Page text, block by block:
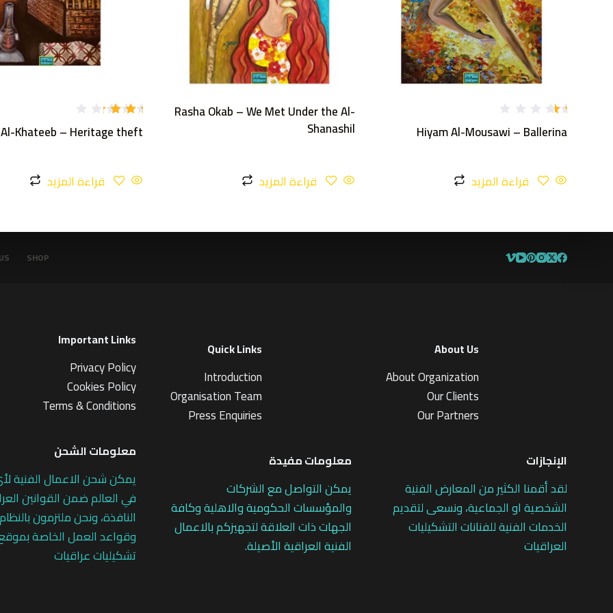
ال
ت
1
ن
Hiyam Al-Mousawi – Ballerina
قراءة المزيد
Rasha Okab – We Met Under the Al-
Shanashil
قراءة المزيد
التقي
يم
Khateeb – Heritage theft
قراءة المزيد
SHOP
About Us
About Organization
Our Clients
Our Partners
الإنجازات
لقد أقمنا الكثير من المعارض الفنية
الشخصية او الجماعية، ونسعى لتقديم
الخدمات الفنية للفنانات التشكيليات
العراقيات
Quick Links
Introduction
Organisation Team
Press Enquiries
معلومات مفيدة
يمكن التواصل مع الشركات
والمؤسسات الحكومية والاهلية وكافة
الجهات ذات العلاقة لتجهيزكم بالاعمال
الفنية العراقية الأصيلة.
Important Links
Privacy Policy
Cookies Policy
Terms & Conditions
معلومات الشحن
يمكن شحن الاعمال الفنية
في العالم ضمن القوانين
النافذة، ونحن ملتزمون
وقواعد العمل الخاصة
تشكيليات عراقيات